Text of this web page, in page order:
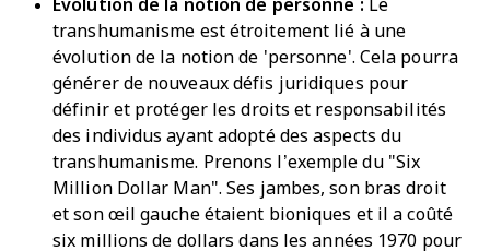
Évolution de la notion de personne : Le
transhumanisme est étroitement lié à une
évolution de la notion de 'personne'. Cela pourra
générer de nouveaux défis juridiques pour
définir et protéger les droits et responsabilités
des individus ayant adopté des aspects du
transhumanisme. Prenons l’exemple du "Six
Million Dollar Man". Ses jambes, son bras droit
et son œil gauche étaient bioniques et il a coûté
six millions de dollars dans les années 1970 pour